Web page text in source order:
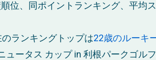
位、同ポイントランキング、平均
ランキングトップは22歳のルーキ
ュータス カップ in 利根パークゴル